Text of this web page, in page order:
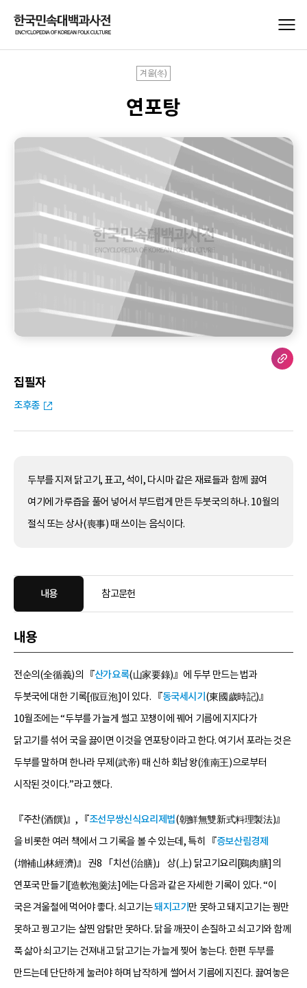
겨울(冬)
연포탕
집필자
조후종
두부를 지져 닭고기, 표고, 석이, 다시마 같은 재료들과 함께 끓여
여기에 가루즙을 풀어 넣어서 부드럽게 만든 두붓국의 하나. 10월의
절식 또는 상사(喪事) 때 쓰이는 음식이다.
내용 참고문헌
내용
전순의(全循義)의 『산가요록(山家要錄)』에 두부 만드는 법과
두붓국에 대한 기록[假豆泡]이 있다. 『동국세시기 (東國歲時記)』
10월조에는 “두부를 가늘게 썰고 꼬챙이에 꿰어 기름에 지지다가
닭고기를 섞어 국을 끓이면 이것을 연포탕이라고 한다. 여기서 포라는 것은
두부를 말하며 한나라 무제(武帝) 때 신하 회남왕(淮南王)으로부터
시작된 것이다.”라고 했다.
『주찬(酒饌)』, 『조선무쌍신식요리제법(朝鮮無雙新式料理製法)』
을 비롯한 여러 책에서 그 기록을 볼 수 있는데, 특히 『증보산림경제
(增補山林經濟)』 권8 「치선(治膳)」 상(上) 닭고기요리[鷄肉膳]의
연포국 만들기[造軟泡羹法]에는 다음과 같은 자세한 기록이 있다. “이
국은 겨울철에 먹어야 좋다. 쇠고기는돼지고기 만 못하고 돼지고기는 꿩만
못하고 꿩고기는 살찐 암탉만 못하다. 닭을 깨끗이 손질하고 쇠고기와 함께
푹 삶아 쇠고기는 건져내고 닭고기는 가늘게 찢어 놓는다. 한편 두부를
만드는데 단단하게 눌러야 하며 납작하게 썰어서 기름에 지진다. 끓여놓은